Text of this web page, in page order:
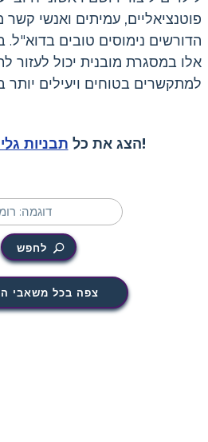
פוטנציאליים, עמיתים ואנשי קשר
הדורשים נימוסים טובים בדוא"ל.
אלו במסגרת מובנית יכול לעזור
למתקשרים בטוחים ויעילים יותר
הצג את כל תבניות !
לחפש
צפה בכל משאבי